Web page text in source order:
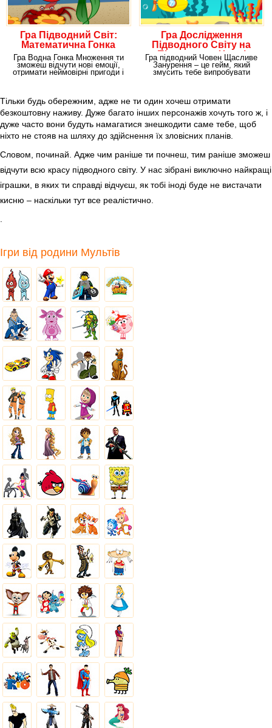
Гра Підводний Світ:
Математична Гонка
Гра Водна Гонка Множення ти
зможеш відчути нові емоції,
отримати неймовірні пригоди і
Гра Дослідження
Підводного Світу на
Підводному Човні
Гра підводний Човен Щасливе
Занурення – це гейм, який
змусить тебе випробувати
Тільки будь обережним, адже не ти один хочеш отримати
безкоштовну наживу. Дуже багато інших персонажів хочуть того ж, і
дуже часто вони будуть намагатися знешкодити саме тебе, щоб
ніхто не стояв на шляху до здійснення їх зловісних планів.
Словом, починай. Адже чим раніше ти почнеш, тим раніше зможеш
відчути всю красу підводного світу. У нас зібрані виключно найкращі
іграшки, в яких ти справді відчуєш, як тобі іноді буде не вистачати
кисню – наскільки тут все реалістично.
Ігри від родини Мультів